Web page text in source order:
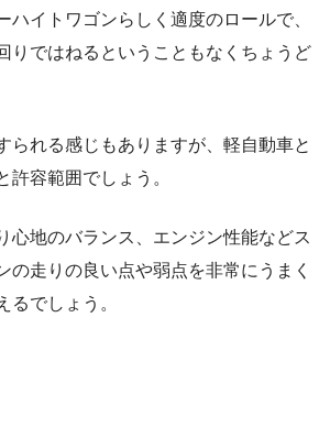
ハイトワゴンらしく適度のロールで、
りではねるということもなくちょうど
られる感じもありますが、軽自動車と
許容範囲でしょう。
心地のバランス、エンジン性能などス
の走りの良い点や弱点を非常にうまく
るでしょう。